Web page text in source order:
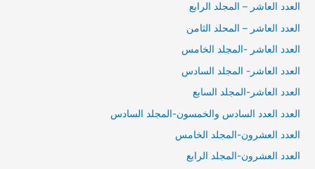
العدد العاشر – المجلد الرابع
العدد العاشر – المحلد الثامن
العدد العاشر -المجلد الخامس
العدد العاشر- المجلد السادس
العدد العاشر-المجلد السابع
العدد العدد السادس والخمسون-المجلد السادس
العدد العشرون-المجلد الخامس
العدد العشرون-المجلد الرابع